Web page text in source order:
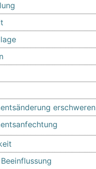
erschweren